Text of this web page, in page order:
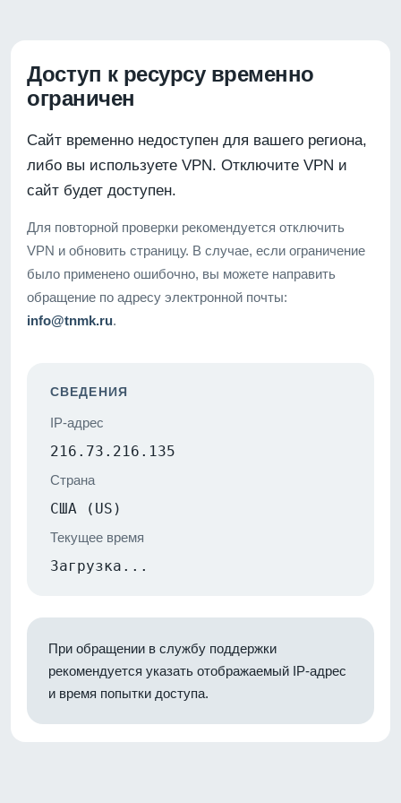
Доступ к ресурсу временно
ограничен
Сайт временно недоступен для вашего региона,
либо вы используете VPN. Отключите VPN и
сайт будет доступен.
Для повторной проверки рекомендуется отключить
VPN и обновить страницу. В случае, если ограничение
было применено ошибочно, вы можете направить
обращение по адресу электронной почты:
info@tnmk.ru.
СВЕДЕНИЯ
IP-адрес
216.73.216.135
Страна
США (US)
Текущее время
Загрузка...
При обращении в службу поддержки
рекомендуется указать отображаемый IP-адрес
и время попытки доступа.